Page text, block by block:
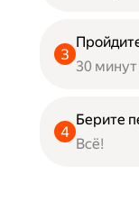
30 минут
Берите
Всё!